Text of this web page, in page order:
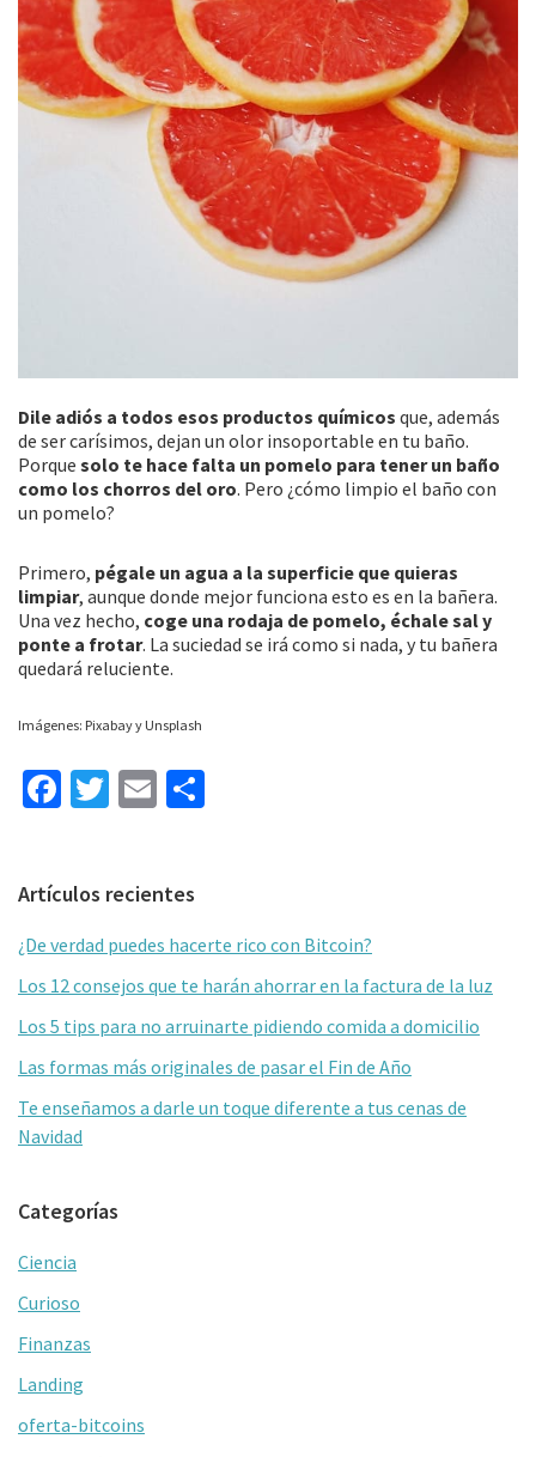
Dile adiós a todos esos productos químicos que, además
de ser carísimos, dejan un olor insoportable en tu baño.
Porque solo te hace falta un pomelo para tener un baño
como los chorros del oro. Pero ¿cómo limpio el baño con
un pomelo?
Primero, pégale un agua a la superficie que quieras
limpiar, aunque donde mejor funciona esto es en la bañera.
Una vez hecho, coge una rodaja de pomelo, échale sal y
ponte a frotar. La suciedad se irá como si nada, y tu bañera
quedará reluciente.
Imágenes: Pixabay y Unsplash
Fa
o
o
k
T
er
E
l
ar
tir
Barra
lateral
primaria
Artículos recientes
¿De verdad puedes hacerte rico con Bitcoin?
Los 12 consejos que te harán ahorrar en la factura de la luz
Los 5 tips para no arruinarte pidiendo comida a domicilio
Las formas más originales de pasar el Fin de Año
Te enseñamos a darle un toque diferente a tus cenas de
Navidad
Categorías
Ciencia
Curioso
Finanzas
Landing
oferta-bitcoins